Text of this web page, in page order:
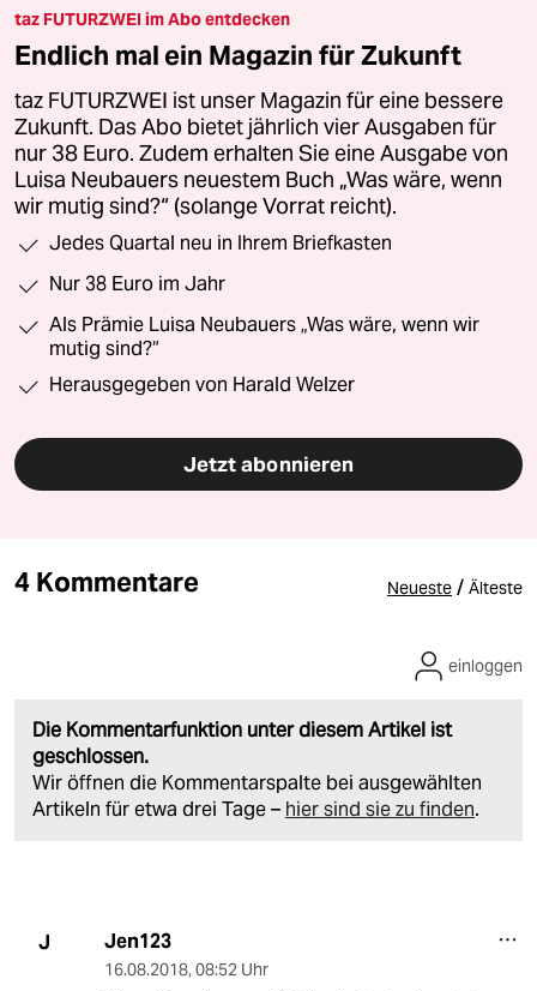
taz FUTURZWEI im Abo entdecken
Endlich mal ein Magazin für Zukunft
taz FUTURZWEI ist unser Magazin für eine bessere
Zukunft. Das Abo bietet jährlich vier Ausgaben für
nur 38 Euro. Zudem erhalten Sie eine Ausgabe von
Luisa Neubauers neuestem Buch „Was wäre, wenn
wir mutig sind?“ (solange Vorrat reicht).
Jedes Quartal neu in Ihrem Briefkasten
Nur 38 Euro im Jahr
Als Prämie Luisa Neubauers „Was wäre, wenn wir
mutig sind?“
Herausgegeben von Harald Welzer
Jetzt abonnieren
4 Kommentare Neueste / Älteste
Die Kommentarfunktion unter diesem Artikel ist
geschlossen.
Wir öffnen die Kommentarspalte bei ausgewählten
Artikeln für etwa drei Tage – hier sind sie zu finden.
einloggen
J Jen123
16.08.2018, 08:52 Uhr